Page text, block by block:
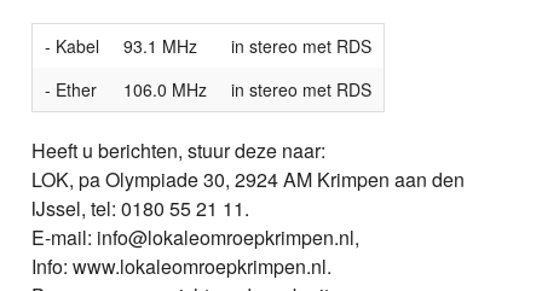
- Kabel 93.1 MHz
in stereo met RDS
- Ether
106.0 MHz in stereo met RDS
Heeft u berichten, stuur deze naar:
LOK, pa Olympiade 30, 2924 AM Krimpen aan den
IJssel, tel: 0180 55 21 11.
E-mail: info@lokaleomroepkrimpen.nl,
Info: www.lokaleomroepkrimpen.nl.